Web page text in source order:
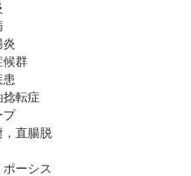
群
転症
プ
直腸脱
ーシス